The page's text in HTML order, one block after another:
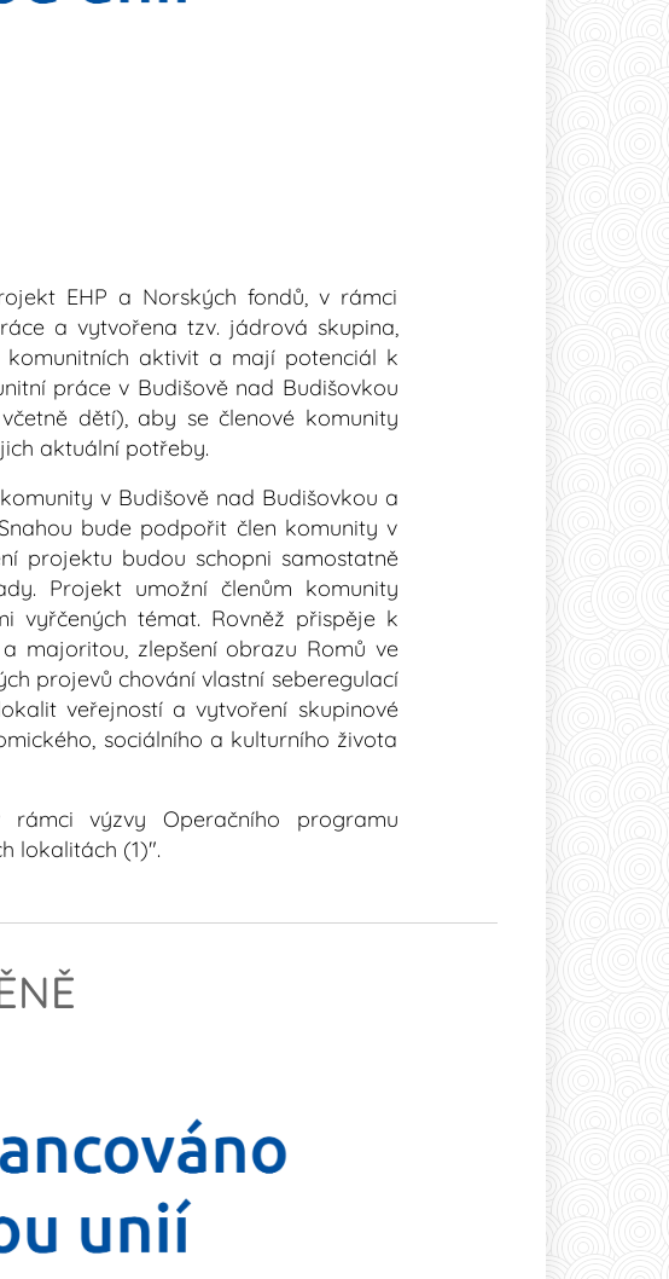
EHP a Norských fondů, v rámci
a vytvořena tzv. jádrová skupina,
aktivit a mají potenciál k
práce v Budišově nad Budišovkou
dětí), aby se členové komunity
aktuální potřeby.
v Budišově nad Budišovkou a
bude podpořit člen komunity v
projektu budou schopni samostatně
Projekt umožní členům komunity
vyřčených témat. Rovněž přispěje k
majoritou, zlepšení obrazu Romů ve
projevů chování vlastní seberegulací
veřejností a vytvoření skupinové
sociálního a kulturního života
výzvy Operačního programu
lokalitách (1)".